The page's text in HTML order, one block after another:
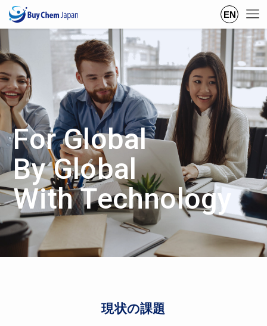
EN
For Global
By Global
With Technology
現状の課題